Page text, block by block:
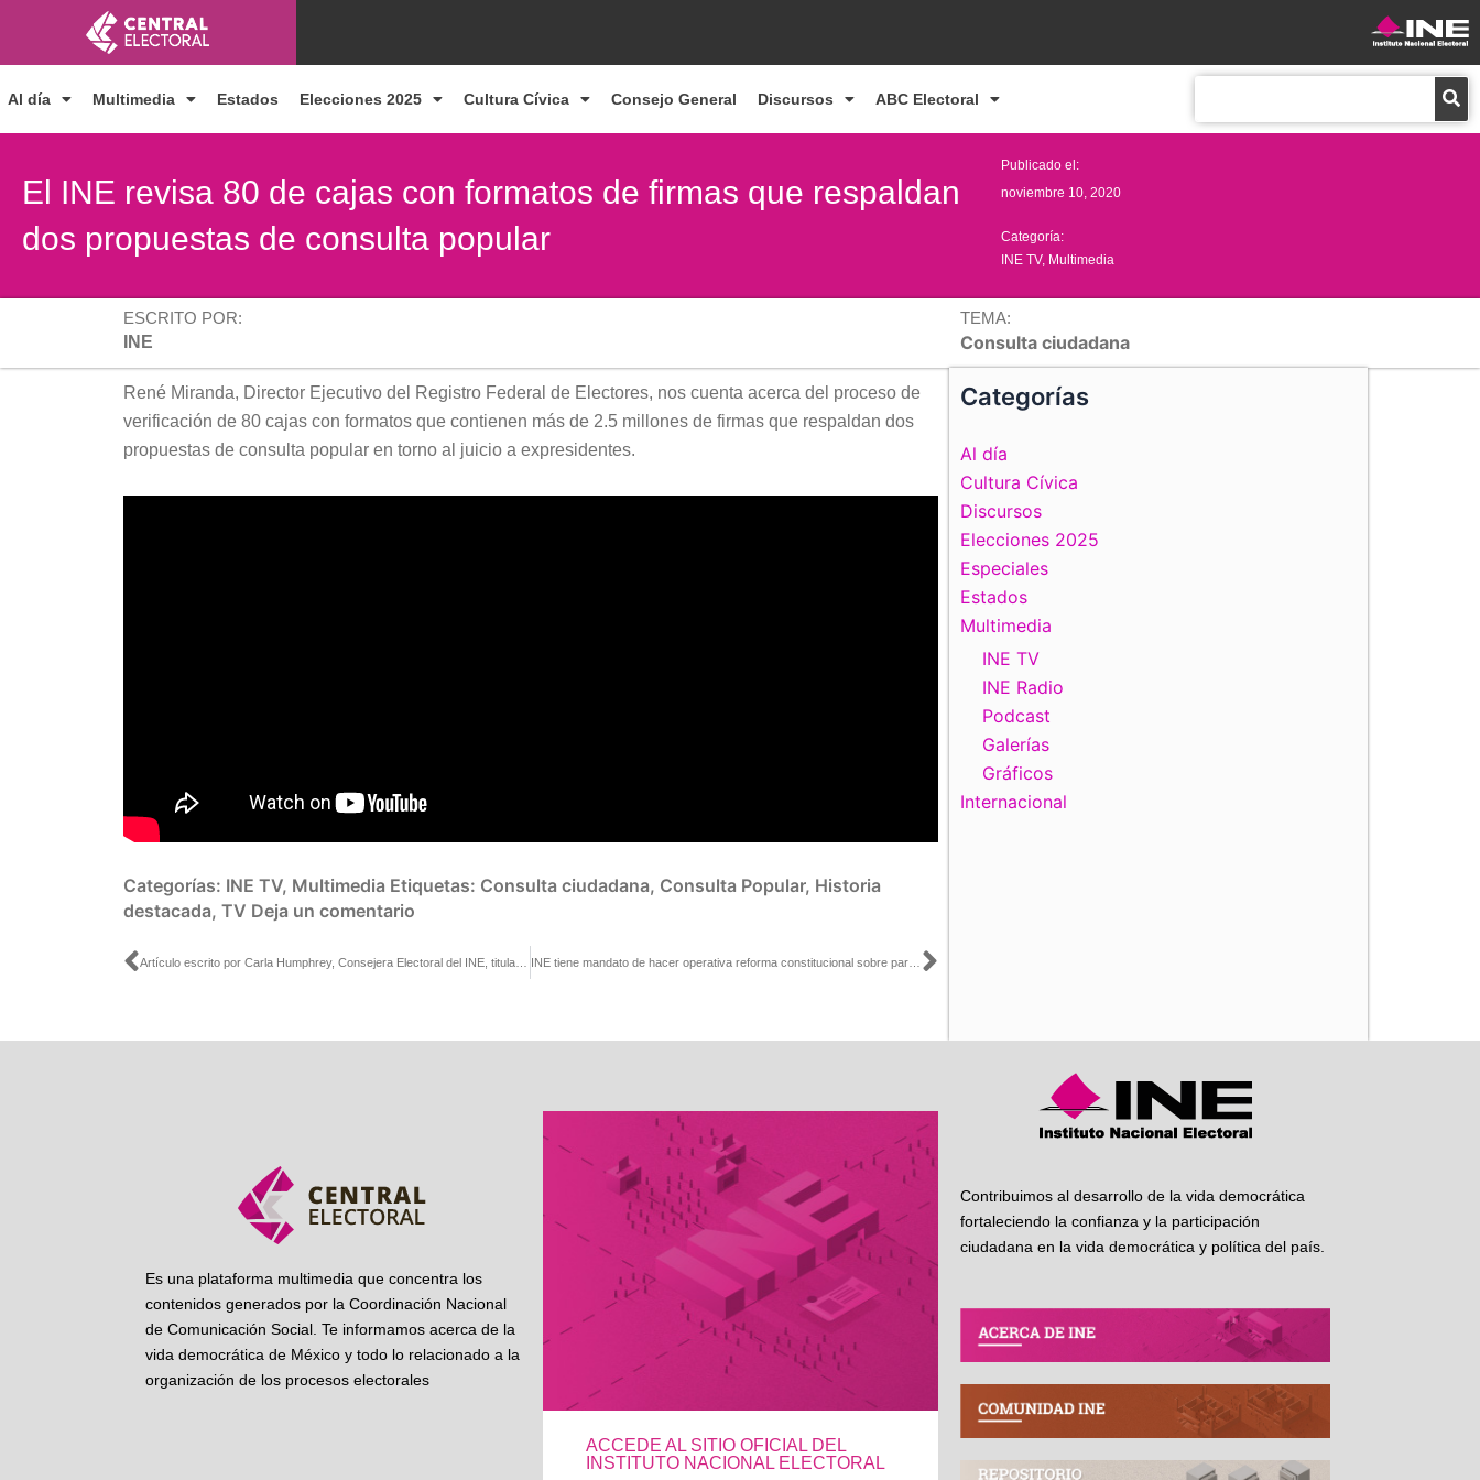
contenido
Al día Multimedia Estados Elecciones 2025 Cultura Cívica Consejo General Discursos ABC Electoral
El INE revisa 80 de cajas con formatos de firmas que respaldan
dos propuestas de consulta popular
Publicado el:
noviembre 10, 2020
Categoría:
INE TV, Multimedia
ESCRITO POR:
INE
TEMA:
Consulta ciudadana
René Miranda, Director Ejecutivo del Registro Federal de Electores, nos cuenta acerca del proceso de
verificación de 80 cajas con formatos que contienen más de 2.5 millones de firmas que respaldan dos
propuestas de consulta popular en torno al juicio a expresidentes.
Categorías: INE TV, Multimedia Etiquetas: Consulta ciudadana, Consulta Popular, Historia
destacada, TV Deja un comentario
Ant Siguiente
Categorías
Al día
Cultura Cívica
Discursos
Elecciones 2025
Especiales
Estados
Multimedia
INE TV
INE Radio
Podcast
Galerías
Gráficos
Internacional
Es una plataforma multimedia que concentra los
contenidos generados por la Coordinación Nacional
de Comunicación Social. Te informamos acerca de la
vida democrática de México y todo lo relacionado a la
organización de los procesos electorales
ACCEDE AL SITIO OFICIAL DEL
INSTITUTO NACIONAL ELECTORAL
Contribuimos al desarrollo de la vida democrática
fortaleciendo la confianza y la participación
ciudadana en la vida democrática y política del país.